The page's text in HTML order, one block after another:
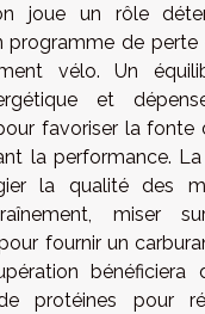
joue un rôle
programme de
vélo. Un
et
favoriser la fonte
la performance.
la qualité des
miser
fournir un
bénéficiera
protéines pour